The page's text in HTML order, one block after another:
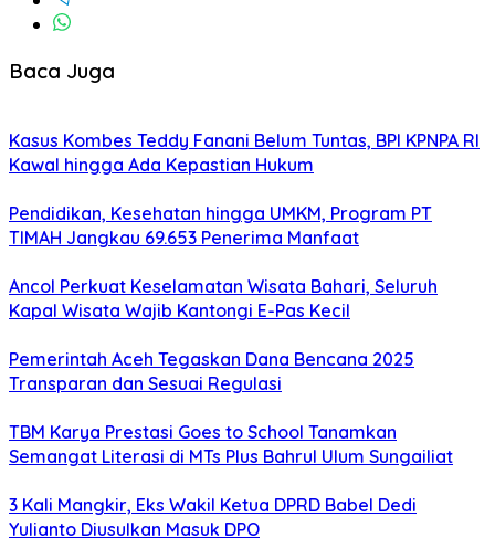
Baca Juga
Kasus Kombes Teddy Fanani Belum Tuntas, BPI KPNPA RI
Kawal hingga Ada Kepastian Hukum
Pendidikan, Kesehatan hingga UMKM, Program PT
TIMAH Jangkau 69.653 Penerima Manfaat
Ancol Perkuat Keselamatan Wisata Bahari, Seluruh
Kapal Wisata Wajib Kantongi E-Pas Kecil
Pemerintah Aceh Tegaskan Dana Bencana 2025
Transparan dan Sesuai Regulasi
TBM Karya Prestasi Goes to School Tanamkan
Semangat Literasi di MTs Plus Bahrul Ulum Sungailiat
3 Kali Mangkir, Eks Wakil Ketua DPRD Babel Dedi
Yulianto Diusulkan Masuk DPO